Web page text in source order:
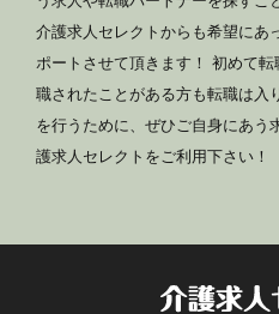
介護求人セレクトからも希望にあ
ポートさせて頂きます！ 初めて
職されたことがある方も転職は入
を行うために、ぜひご自身にあう
護求人セレクトをご利用下さい！